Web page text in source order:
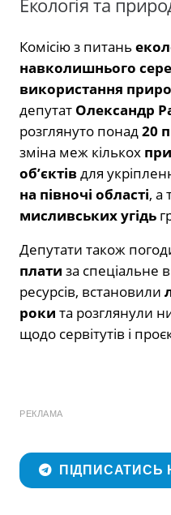
Екологія та
Комісію з питань
навколишнього
використання
депутат Олександр
розглянуто понад20
зміна меж кількох
об’єктівдля
на півночі області, а
мисливських угідь
Депутати також
плати за спеціальне
ресурсів, встановили
роки та розглянули
щодо сервітутів і
РЕКЛАМА
ПІДПИСАТИСЬ